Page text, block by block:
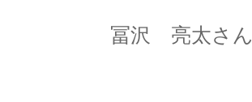
冨沢 亮太さん